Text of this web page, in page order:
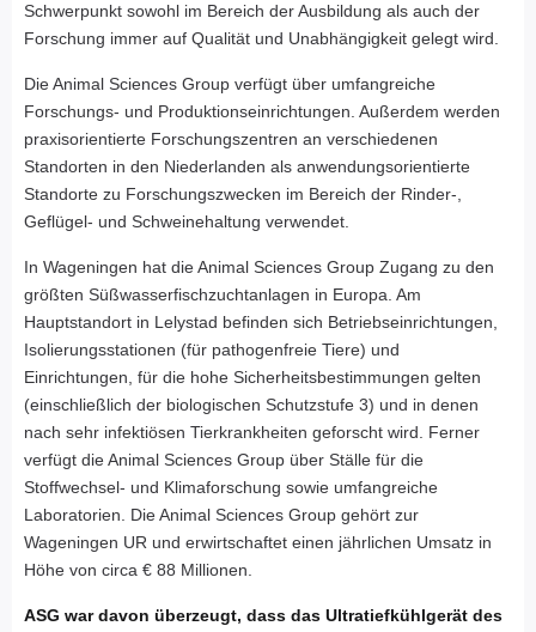
Schwerpunkt sowohl im Bereich der Ausbildung als auch der
Forschung immer auf Qualität und Unabhängigkeit gelegt wird.
Die Animal Sciences Group verfügt über umfangreiche
Forschungs- und Produktionseinrichtungen. Außerdem werden
praxisorientierte Forschungszentren an verschiedenen
Standorten in den Niederlanden als anwendungsorientierte
Standorte zu Forschungszwecken im Bereich der Rinder-,
Geflügel- und Schweinehaltung verwendet.
In Wageningen hat die Animal Sciences Group Zugang zu den
größten Süßwasserfischzuchtanlagen in Europa. Am
Hauptstandort in Lelystad befinden sich Betriebseinrichtungen,
Isolierungsstationen (für pathogenfreie Tiere) und
Einrichtungen, für die hohe Sicherheitsbestimmungen gelten
(einschließlich der biologischen Schutzstufe 3) und in denen
nach sehr infektiösen Tierkrankheiten geforscht wird. Ferner
verfügt die Animal Sciences Group über Ställe für die
Stoffwechsel- und Klimaforschung sowie umfangreiche
Laboratorien. Die Animal Sciences Group gehört zur
Wageningen UR und erwirtschaftet einen jährlichen Umsatz in
Höhe von circa € 88 Millionen.
ASG war davon überzeugt, dass das Ultratiefkühlgerät des